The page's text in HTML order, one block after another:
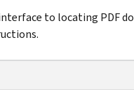
to locating PDF